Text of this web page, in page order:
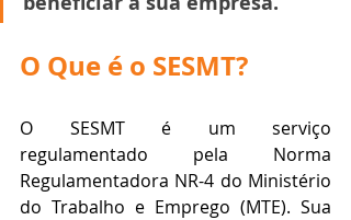
O Que é o SESMT?
O SESMT é um serviço
regulamentado pela Norma
Regulamentadora NR-4 do Ministério
do Trabalho e Emprego (MTE). Sua